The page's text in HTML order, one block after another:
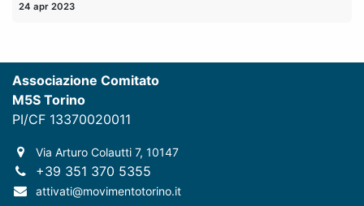
24 apr 2023
Associazione Comitato
M5S Torino
PI/CF 13370020011
Via Arturo Colautti 7, 10147
+39 351 370 5355
attivati@movimentotorino.it